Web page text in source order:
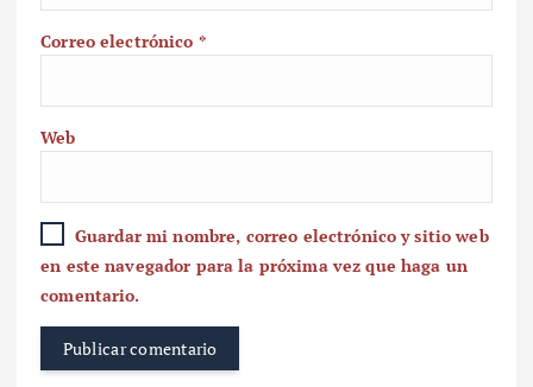
Correo electrónico *
Web
Guardar mi nombre, correo electrónico y sitio web
en este navegador para la próxima vez que haga un
comentario.